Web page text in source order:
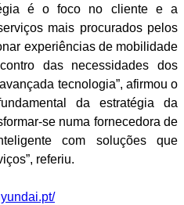
é o foco no cliente e a
mais procurados pelos
experiências de mobilidade
das necessidades dos
tecnologia”, afirmou o
da estratégia da
se numa fornecedora de
com soluções que
referiu.